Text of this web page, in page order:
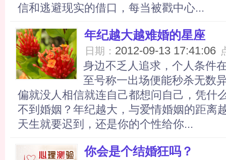
信和逃避现实的借口，每当被戳中心...
年纪越大越难婚的星座
日期： 2012-09-13 17:41:06
身边不乏人追求，个人条件
至号称一出场便能秒杀无数
偏就没人相信就连自己都想问自己，凭什
不到婚姻？年纪越大，与爱情婚姻的距离
天生就要迟到，还是你的个性给你...
你会是个结婚狂吗？